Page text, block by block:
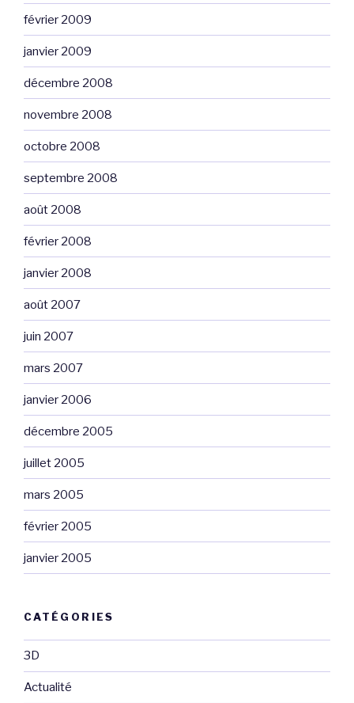
février 2009
janvier 2009
décembre 2008
novembre 2008
octobre 2008
septembre 2008
août 2008
février 2008
janvier 2008
août 2007
juin 2007
mars 2007
janvier 2006
décembre 2005
juillet 2005
mars 2005
février 2005
janvier 2005
CATÉGORIES
3D
Actualité